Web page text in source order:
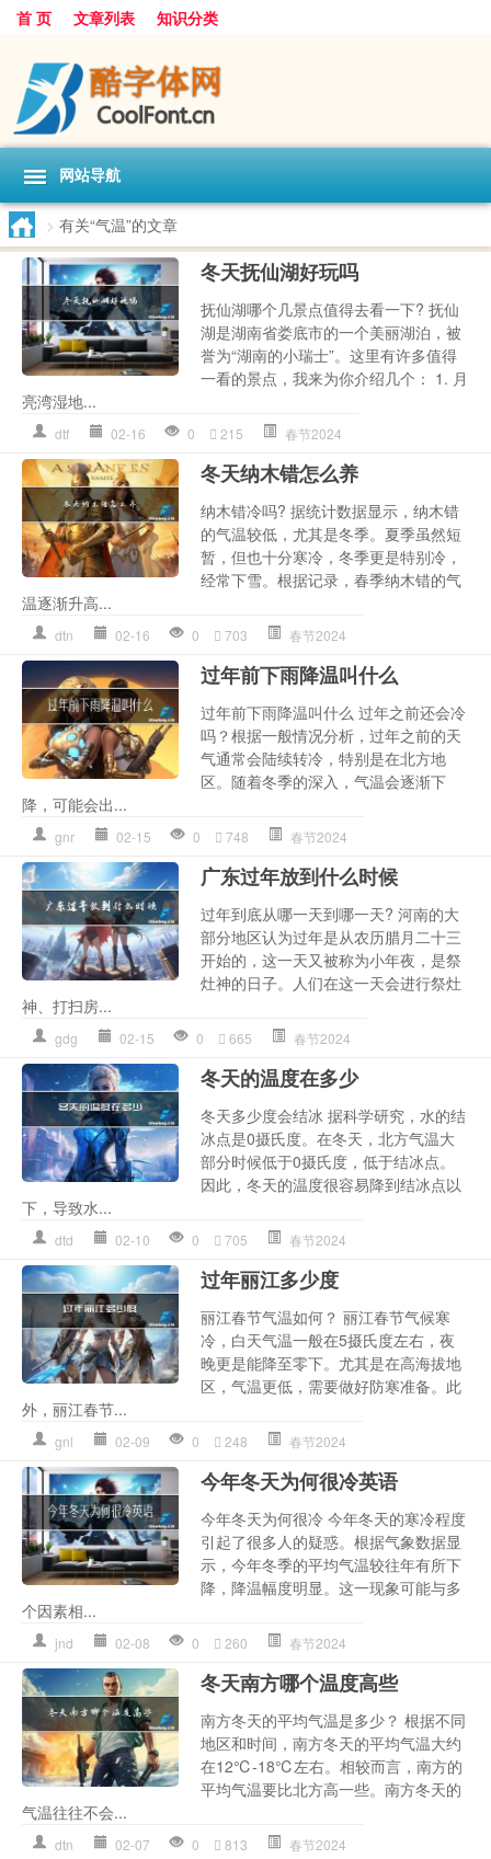
首 页 文章列表 知识分类
网站导航
> 有关“气温”的文章
冬天抚仙湖好玩吗
抚仙湖哪个几景点值得去看一下? 抚仙
湖是湖南省娄底市的一个美丽湖泊，被
誉为“湖南的小瑞士”。这里有许多值得
一看的景点，我来为你介绍几个： 1. 月
亮湾湿地...
dtf 02-16 0 215 春节2024
冬天纳木错怎么养
纳木错冷吗? 据统计数据显示，纳木错
的气温较低，尤其是冬季。夏季虽然短
暂，但也十分寒冷，冬季更是特别冷，
经常下雪。根据记录，春季纳木错的气
温逐渐升高...
dtn 02-16 0 703 春节2024
过年前下雨降温叫什么
过年前下雨降温叫什么 过年之前还会冷
吗？根据一般情况分析，过年之前的天
气通常会陆续转冷，特别是在北方地
区。随着冬季的深入，气温会逐渐下
降，可能会出...
gnr 02-15 0 748 春节2024
广东过年放到什么时候
过年到底从哪一天到哪一天? 河南的大
部分地区认为过年是从农历腊月二十三
开始的，这一天又被称为小年夜，是祭
灶神的日子。人们在这一天会进行祭灶
神、打扫房...
gdg 02-15 0 665 春节2024
冬天的温度在多少
冬天多少度会结冰 据科学研究，水的结
冰点是0摄氏度。在冬天，北方气温大
部分时候低于0摄氏度，低于结冰点。
因此，冬天的温度很容易降到结冰点以
下，导致水...
dtd 02-10 0 705 春节2024
过年丽江多少度
丽江春节气温如何？ 丽江春节气候寒
冷，白天气温一般在5摄氏度左右，夜
晚更是能降至零下。尤其是在高海拔地
区，气温更低，需要做好防寒准备。此
外，丽江春节...
gnl 02-09 0 248 春节2024
今年冬天为何很冷英语
今年冬天为何很冷 今年冬天的寒冷程度
引起了很多人的疑惑。根据气象数据显
示，今年冬季的平均气温较往年有所下
降，降温幅度明显。这一现象可能与多
个因素相...
jnd 02-08 0 260 春节2024
冬天南方哪个温度高些
南方冬天的平均气温是多少？ 根据不同
地区和时间，南方冬天的平均气温大约
在12℃-18℃左右。相较而言，南方的
平均气温要比北方高一些。南方冬天的
气温往往不会...
dtn 02-07 0 813 春节2024